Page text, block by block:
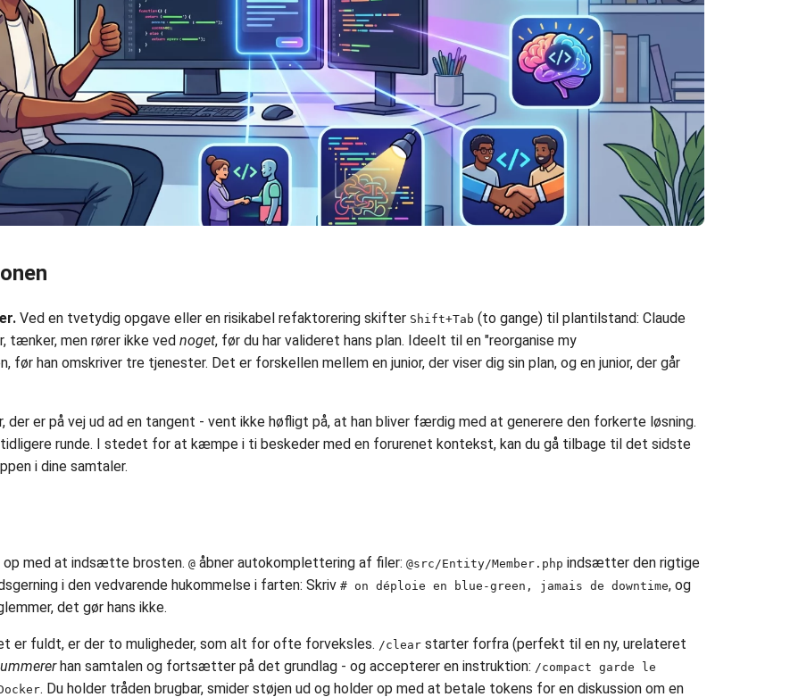
Ved en tvetydig opgave eller en risikabel refaktorering skifter Shift+Tab (to gange) til plantilstand: Claude
men rører ikke ved noget, før du har valideret hans plan. Ideelt til en "reorganise my
før han omskriver tre tjenester. Det er forskellen mellem en junior, der viser dig sin plan, og en junior, der går
der er på vej ud ad en tangent - vent ikke høfligt på, at han bliver færdig med at generere den forkerte løsning.
runde. I stedet for at kæmpe i ti beskeder med en forurenet kontekst, kan du gå tilbage til det sidste
i dine samtaler.
op med at indsætte brosten. @ åbner autokomplettering af filer: @src/Entity/Member.php indsætter den rigtige
i den vedvarende hukommelse i farten: Skriv # on déploie en blue-green, jamais de downtime, og
det gør hans ikke.
er fuldt, er der to muligheder, som alt for ofte forveksles. /clear starter forfra (perfekt til en ny, urelateret
han samtalen og fortsætter på det grundlag - og accepterer en instruktion: /compact garde le
. Du holder tråden brugbar, smider støjen ud og holder op med at betale tokens for en diskussion om en